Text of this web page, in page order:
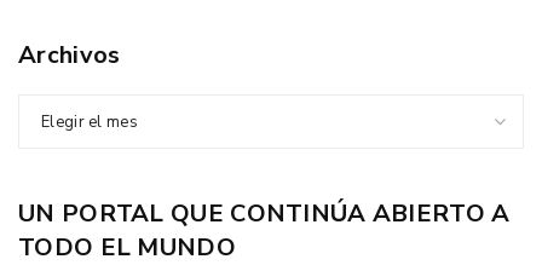
Archivos
Elegir el mes
UN PORTAL QUE CONTINÚA ABIERTO A
TODO EL MUNDO